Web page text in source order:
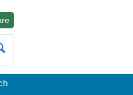
i nytt fönster.